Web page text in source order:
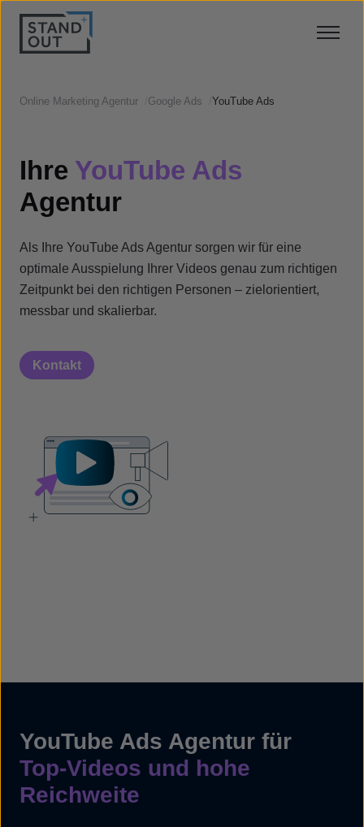
Online Marketing Agentur Google Ads YouTube Ads
Ihre YouTube Ads
Agentur
Als Ihre YouTube Ads Agentur sorgen wir für eine
optimale Ausspielung Ihrer Videos genau zum richtigen
Zeitpunkt bei den richtigen Personen – zielorientiert,
messbar und skalierbar.
Kontakt
YouTube Ads Agentur für
Top-Videos und hohe
Reichweite